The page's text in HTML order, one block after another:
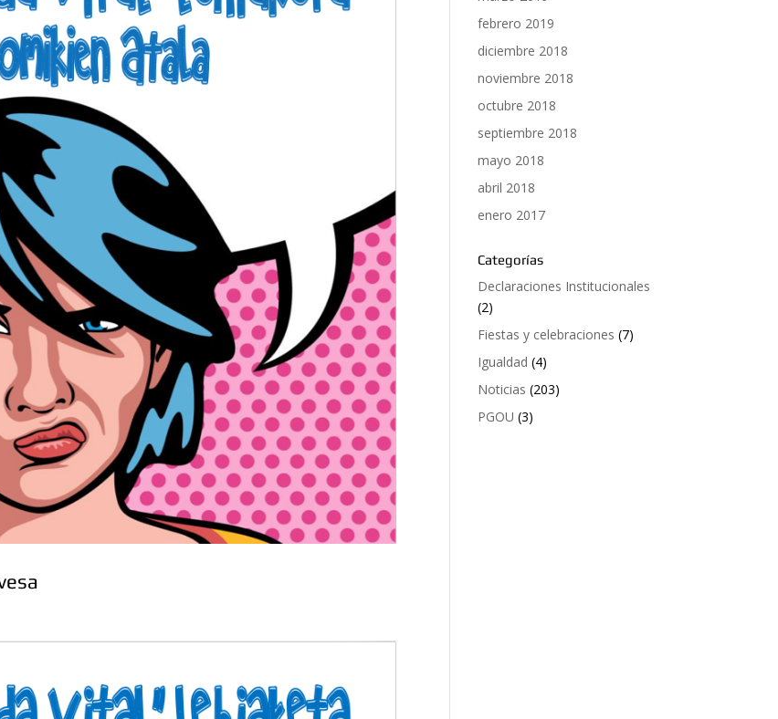
febrero 2019
diciembre 2018
noviembre 2018
octubre 2018
septiembre 2018
mayo 2018
abril 2018
enero 2017
Categorías
Declaraciones Institucionales
(2)
Fiestas y celebraciones (7)
Igualdad (4)
Noticias (203)
PGOU (3)